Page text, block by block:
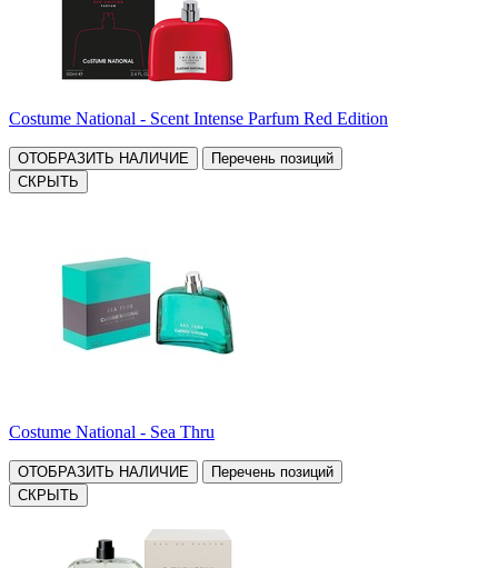
Costume National - Scent Intense Parfum Red Edition
ОТОБРАЗИТЬ НАЛИЧИЕ
Перечень позиций
СКРЫТЬ
Costume National - Sea Thru
ОТОБРАЗИТЬ НАЛИЧИЕ
Перечень позиций
СКРЫТЬ